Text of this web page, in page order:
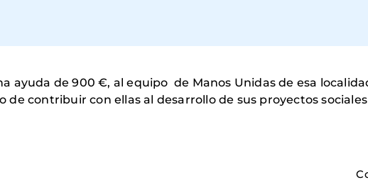
ayuda de 900 €, al equipo de Manos Unidas de esa
contribuir con ellas al desarrollo de sus proyectos